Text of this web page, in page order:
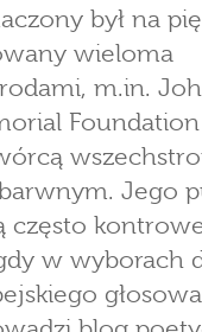
był na
wieloma
m.in.
Foundation
Jego
często
w wyborach